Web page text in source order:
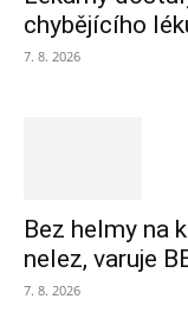
chybějícího
7. 8. 2026
Bez helmy na
nelez, varuje
7. 8. 2026